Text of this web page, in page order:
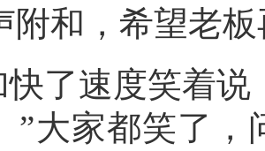
附和，希望老
快了速度笑着
”大家都笑了